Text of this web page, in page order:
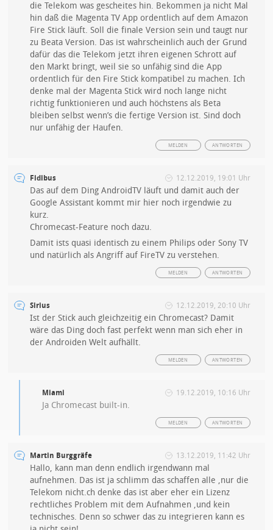
die Telekom was gescheites hin. Bekommen ja nicht Mal
hin daß die Magenta TV App ordentlich auf dem Amazon
Fire Stick läuft. Soll die finale Version sein und taugt nur
zu Beata Version. Das ist wahrscheinlich auch der Grund
dafür das die Telekom jetzt ihren eigenen Schrott auf
den Markt bringt, weil sie so unfähig sind die App
ordentlich für den Fire Stick kompatibel zu machen. Ich
denke mal der Magenta Stick wird noch lange nicht
richtig funktionieren und auch höchstens als Beta
bleiben selbst wenn’s die fertige Version ist. Sind doch
nur unfähig der Haufen.
ANTWORTEN
MELDEN
Fidibus 12.12.2019, 19:01 Uhr
Das auf dem Ding AndroidTV läuft und damit auch der
Google Assistant kommt mir hier noch irgendwie zu
kurz.
Chromecast-Feature noch dazu.
Damit ists quasi identisch zu einem Philips oder Sony TV
und natürlich als Angriff auf FireTV zu verstehen.
ANTWORTEN
MELDEN
Sirius 12.12.2019, 20:10 Uhr
Ist der Stick auch gleichzeitig ein Chromecast? Damit
wäre das Ding doch fast perfekt wenn man sich eher in
der Androiden Welt aufhällt.
ANTWORTEN
MELDEN
Miami 19.12.2019, 10:16 Uhr
Ja Chromecast built-in.
ANTWORTEN
MELDEN
Martin Burggräfe 13.12.2019, 11:42 Uhr
Hallo, kann man denn endlich irgendwann mal
aufnehmen. Das ist ja schlimm das schaffen alle ,nur die
Telekom nicht.ch denke das ist aber eher ein Lizenz
rechtliches Problem mit dem Aufnahmen ,und kein
technisches. Denn so schwer das zu integrieren kann es